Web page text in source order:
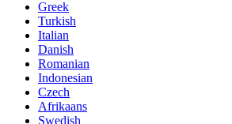
Greek
Turkish
Italian
Danish
Romanian
Indonesian
Czech
Afrikaans
Swedish